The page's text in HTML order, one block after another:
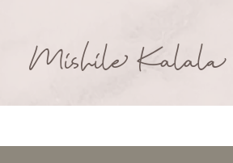
Mishile Kalala